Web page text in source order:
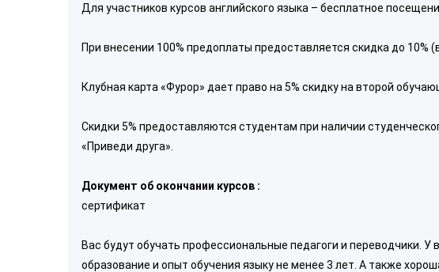
Для участников курсов английского языка – бесплатное
При внесении 100% предоплаты предоставляется скидка до 10%
Клубная карта «Фурор» дает право на 5% скидку на второй
Скидки 5% предоставляются студентам при наличии
«Приведи друга».
Документ об окончании курсов :
сертификат
Вас будут обучать профессиональные педагоги и переводчики.
образование и опыт обучения языку не менее 3 лет. А также